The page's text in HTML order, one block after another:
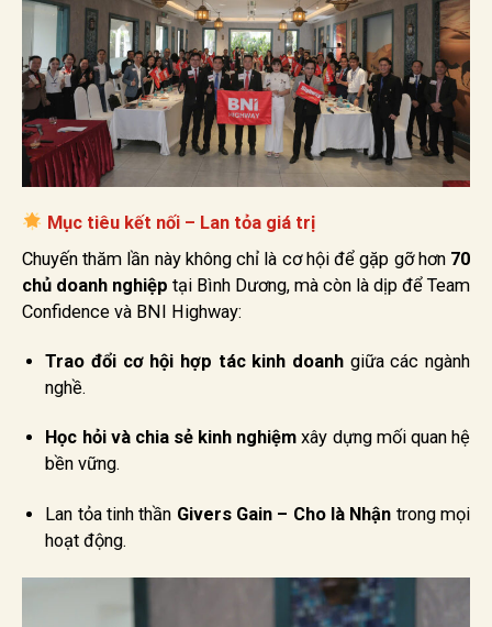
Mục tiêu kết nối – Lan tỏa giá trị
Chuyến thăm lần này không chỉ là cơ hội để gặp gỡ hơn 70
chủ doanh nghiệp tại Bình Dương, mà còn là dịp để Team
Confidence và BNI Highway:
Trao đổi cơ hội hợp tác kinh doanh giữa các ngành
nghề.
Học hỏi và chia sẻ kinh nghiệm xây dựng mối quan hệ
bền vững.
Lan tỏa tinh thần Givers Gain – Cho là Nhận trong mọi
hoạt động.